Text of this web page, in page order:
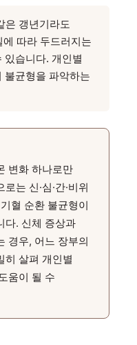
은 갱년기라도
에 따라 두드러지는
있습니다. 개인별
불균형을 파악하는
변화 하나로만
는 신·심·간·비위
혈 순환 불균형이
다. 신체 증상과
경우, 어느 장부의
히 살펴 개인별
움이 될 수